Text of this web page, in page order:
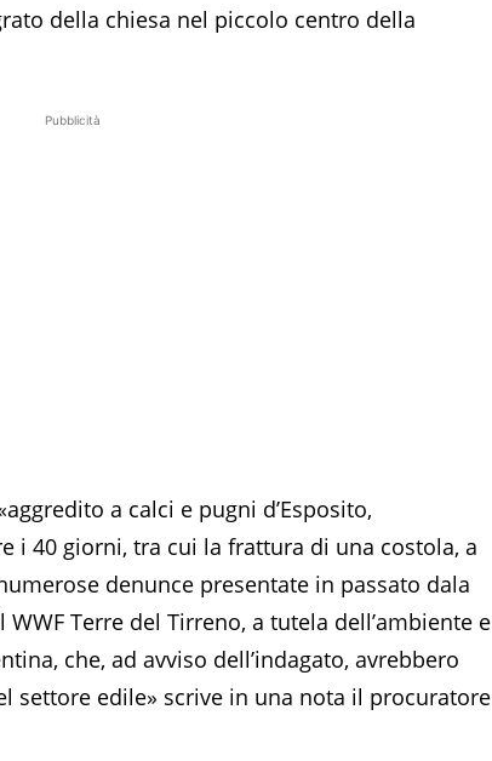
della chiesa nel piccolo centro della
Pubblicità
a calci e pugni d’Esposito,
i 40 giorni, tra cui la frattura di una costola, a
denunce presentate in passato dala
Terre del Tirreno, a tutela dell’ambiente e
che, ad avviso dell’indagato, avrebbero
settore edile» scrive in una nota il procuratore